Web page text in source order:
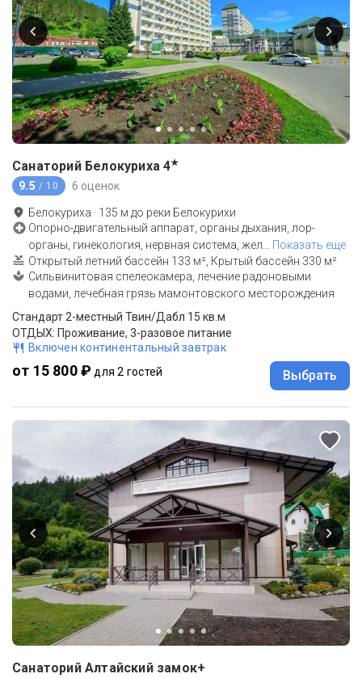
Санаторий Белокуриха 4★
9.5 / 10 6 оценок
Белокуриха · 135 м до реки Белокурихи
Опорно-двигательный аппарат, органы дыхания, лор-
органы, гинекология, нервная система, жел… Показать еще
Открытый летний бассейн 133 м², Крытый бассейн 330 м²
Сильвинитовая спелеокамера, лечение радоновыми
водами, лечебная грязь мамонтовского месторождения
Стандарт 2-местный Твин/Дабл 15 кв.м
ОТДЫХ: Проживание, 3-разовое питание
Включен континентальный завтрак
от 15 800 ₽ для 2 гостей Выбрать
Санаторий Алтайский замок+